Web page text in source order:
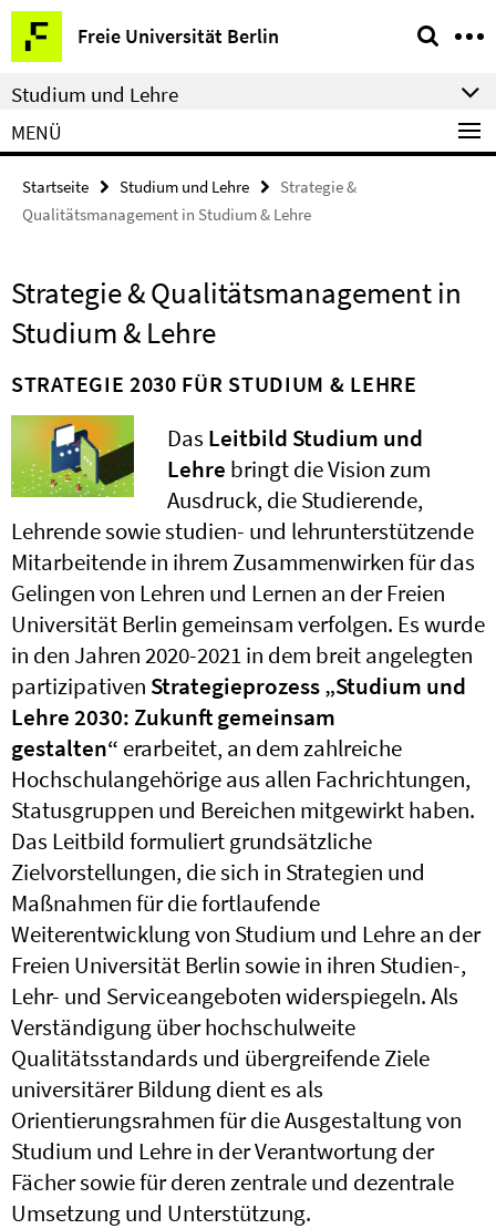
Springe
direkt
zu
Inhalt
Freie Universität Berlin
Service-
Navigation
Studium und Lehre
MENÜ
Startseite Studium und Lehre
Strategie &
Qualitätsmanagement in Studium & Lehre
Strategie & Qualitätsmanagement in
Studium & Lehre
STRATEGIE 2030 FÜR STUDIUM & LEHRE
Das Leitbild Studium und
Lehre bringt die Vision zum
Ausdruck, die Studierende,
Lehrende sowie studien- und lehrunterstützende
Mitarbeitende in ihrem Zusammenwirken für das
Gelingen von Lehren und Lernen an der Freien
Universität Berlin gemeinsam verfolgen. Es wurde
in den Jahren 2020-2021 in dem breit angelegten
partizipativen Strategieprozess „Studium und
Lehre 2030: Zukunft gemeinsam
gestalten“ erarbeitet, an dem zahlreiche
Hochschulangehörige aus allen Fachrichtungen,
Statusgruppen und Bereichen mitgewirkt haben.
Das Leitbild formuliert grundsätzliche
Zielvorstellungen, die sich in Strategien und
Maßnahmen für die fortlaufende
Weiterentwicklung von Studium und Lehre an der
Freien Universität Berlin sowie in ihren Studien-,
Lehr- und Serviceangeboten widerspiegeln. Als
Verständigung über hochschulweite
Qualitätsstandards und übergreifende Ziele
universitärer Bildung dient es als
Orientierungsrahmen für die Ausgestaltung von
Studium und Lehre in der Verantwortung der
Fächer sowie für deren zentrale und dezentrale
Umsetzung und Unterstützung.